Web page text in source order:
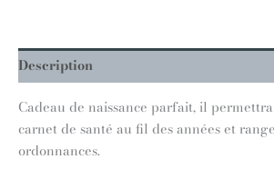
Description
Cadeau de naissance parfait, il
carnet de santé au fil des années et
ordonnances.